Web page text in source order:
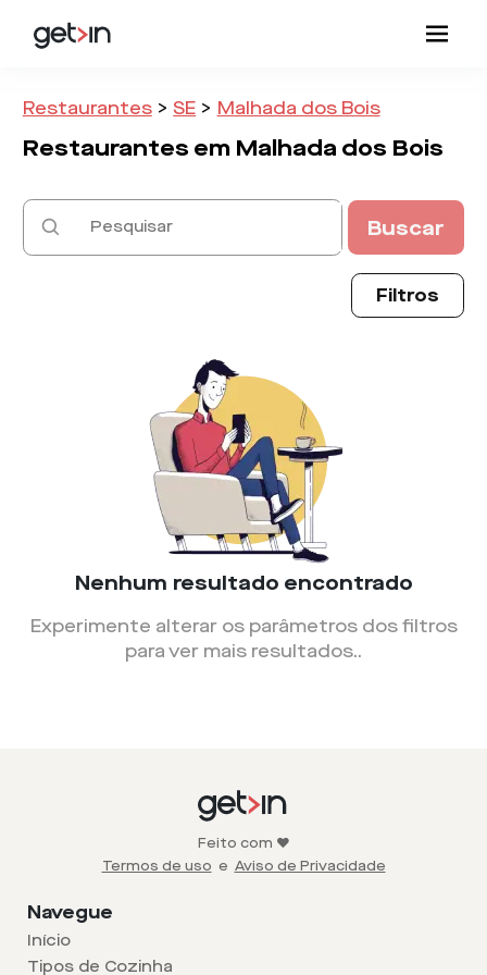
Restaurantes > SE > Malhada dos Bois
Restaurantes em Malhada dos Bois
Buscar
Filtros
Nenhum resultado encontrado
Experimente alterar os parâmetros dos filtros
para ver mais resultados..
Feito com ❤️
Termos de uso e Aviso de Privacidade
Navegue
Início
Tipos de Cozinha